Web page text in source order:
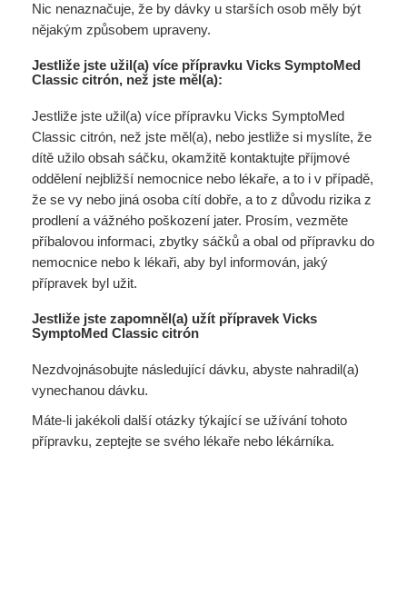
Nic nenaznačuje, že by dávky u starších osob měly být
nějakým způsobem upraveny.
Jestliže jste užil(a) více přípravku Vicks SymptoMed
Classic citrón, než jste měl(a):
Jestliže jste užil(a) více přípravku Vicks SymptoMed
Classic citrón, než jste měl(a), nebo jestliže si myslíte, že
dítě užilo obsah sáčku, okamžitě kontaktujte příjmové
oddělení nejbližší nemocnice nebo lékaře, a to i v případě,
že se vy nebo jiná osoba cítí dobře, a to z důvodu rizika z
prodlení a vážného poškození jater. Prosím, vezměte
příbalovou informaci, zbytky sáčků a obal od přípravku do
nemocnice nebo k lékaři, aby byl informován, jaký
přípravek byl užit.
Jestliže jste zapomněl(a) užít přípravek Vicks
SymptoMed Classic citrón
Nezdvojnásobujte následující dávku, abyste nahradil(a)
vynechanou dávku.
Máte-li jakékoli další otázky týkající se užívání tohoto
přípravku, zeptejte se svého lékaře nebo lékárníka.